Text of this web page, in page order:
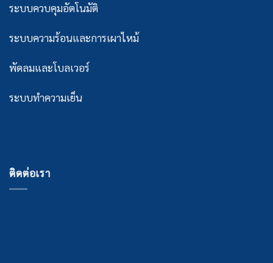
ระบบควบคุมอัตโนมัติ
ระบบความร้อนและการเผาไหม้
พัดลมและโบลเวอร์
ระบบทำความเย็น
ติดต่อเรา